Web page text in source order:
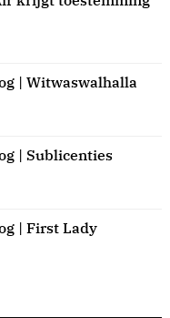
| Witwaswalhalla
| Sublicenties
| First Lady